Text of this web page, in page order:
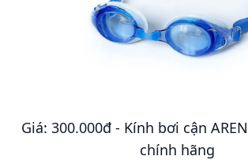
Giá: 300.000đ - Kính bơi cận
chính hãng